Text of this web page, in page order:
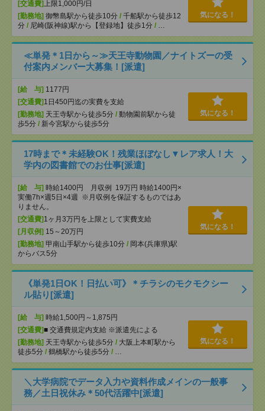
[交通費] 上限1,000円/日
[勤務地] 御幣島駅から徒歩10分 / 千船駅から徒歩12
分 / 尼崎(阪神線)駅から【登録地】徒歩1分 / …
気になる！
≪単発＊1日から～≫天王寺動物園／ナイトズーの受
付案内メンバー大募集！[派遣]
[給 与] 1177円
[交通費] 1日450円迄の実費を支給
[勤務地] 天王寺駅から徒歩5分 / 動物園前駅から徒
歩5分 / 新今宮駅から徒歩5分
気になる！
17時まで＊未経験OK！残業ほぼなし▼レア求人！大
学内の図書館でのお仕事[派遣]
[給 与] 時給1400円 月収例 19万円 時給1400円×
実働7h×週5日×4週 ※月収例を保証するものではあ
りません。
[交通費] 1ヶ月3万円を上限として実費支給
[月収例] 15～20万円
[勤務地] 甲南山手駅から徒歩10分 / 岡本(兵庫県)駅
からバス5分
気になる！
《単発1日OK！日払い可》＊チラシのモクモクシー
ル貼り[派遣]
[給 与] 時給1,500円～1,875円
[交通費]■ 交通費規定内支給 ※派遣先による
[勤務地] 天王寺駅から徒歩5分 / 大阪上本町駅から
徒歩5分 / 鶴橋駅から徒歩5分 / …
気になる！
＼大学病院でデータ入力や資料作成メインの一般事
務／土日祝休み＊50代活躍中[派遣]